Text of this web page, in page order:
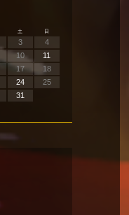
土 日
3
4
10
11
17
18
24
25
31